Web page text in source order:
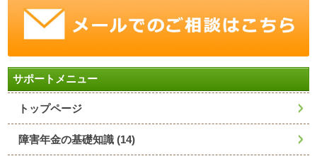
サポートメニュー
トップページ
障害年金の基礎知識 (14)